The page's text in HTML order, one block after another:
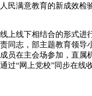
民满意教育的新成效检
上线下相结合的形式进
同志，部主题教育领导
员在主会场参加，直属
过“网上党校”同步在线